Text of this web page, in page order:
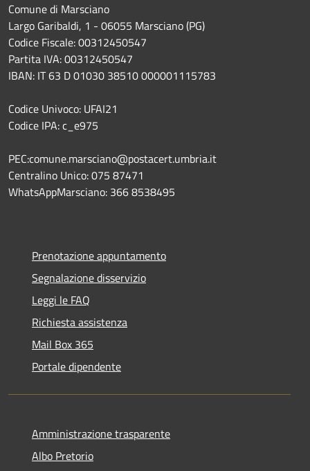
Comune di Marsciano
Largo Garibaldi, 1 - 06055 Marsciano (PG)
Codice Fiscale: 00312450547
Partita IVA: 00312450547
IBAN: IT 63 D 01030 38510 000001115783
Codice Univoco: UFAI21
Codice IPA: c_e975
PEC:comune.marsciano@postacert.umbria.it
Centralino Unico: 075 87471
WhatsAppMarsciano: 366 8538495
Prenotazione appuntamento
Segnalazione disservizio
Leggi le FAQ
Richiesta assistenza
Mail Box 365
Portale dipendente
Amministrazione trasparente
Albo Pretorio